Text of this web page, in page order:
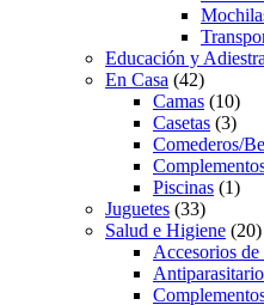
Educación y
En Casa (42)
Camas (10)
Casetas (3)
Comederos/
Piscinas (1)
Juguetes (33)
Salud e Higiene (20)
Accesorios